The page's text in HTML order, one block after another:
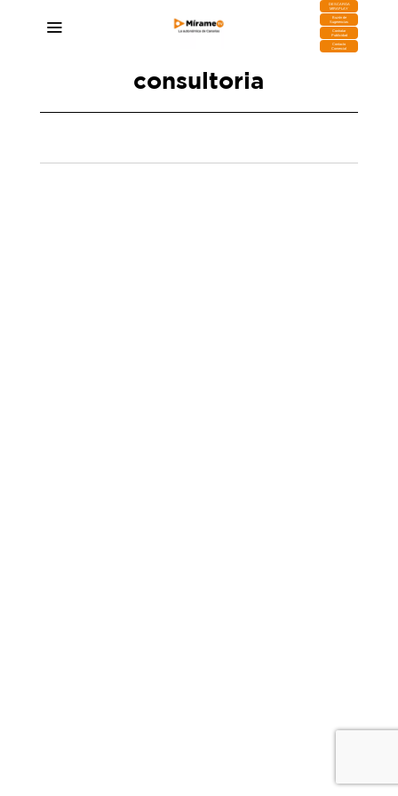
DESCARGA
MIRAPLAY
Buzón de
Sugerencias
Contratar
Publicidad
Contacto
Comercial
consultoria